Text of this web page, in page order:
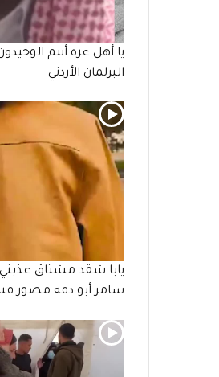
يا أهل غزة أنتم
البرلمان الأردني
يابا شقد مشتاق
سامر أبو دقة مصور